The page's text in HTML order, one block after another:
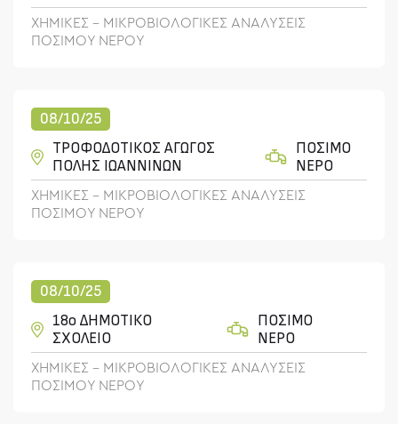
ΧΗΜΙΚΕΣ - ΜΙΚΡΟΒΙΟΛΟΓΙΚΕΣ ΑΝΑΛΥΣΕΙΣ
ΠΟΣΙΜΟΥ ΝΕΡΟΥ
08/10/25
ΤΡΟΦΟΔΟΤΙΚΟΣ ΑΓΩΓΟΣ
ΠΟΛΗΣ ΙΩΑΝΝΙΝΩΝ
ΠΟΣΙΜΟ
ΝΕΡΟ
ΧΗΜΙΚΕΣ - ΜΙΚΡΟΒΙΟΛΟΓΙΚΕΣ ΑΝΑΛΥΣΕΙΣ
ΠΟΣΙΜΟΥ ΝΕΡΟΥ
08/10/25
18ο ΔΗΜΟΤΙΚΟ
ΣΧΟΛΕΙΟ
ΠΟΣΙΜΟ
ΝΕΡΟ
ΧΗΜΙΚΕΣ - ΜΙΚΡΟΒΙΟΛΟΓΙΚΕΣ ΑΝΑΛΥΣΕΙΣ
ΠΟΣΙΜΟΥ ΝΕΡΟΥ